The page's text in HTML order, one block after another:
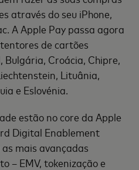
através do seu iPhone,
A Apple Pay passa agora
de cartões
Croácia, Chipre,
Lituânia,
e Eslovénia.
estão no core da Apple
Digital Enablement
mais avançadas
– EMV, tokenização e